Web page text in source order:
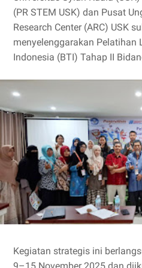
(PR STEM USK) dan Pusat
Research Center (ARC) USK
menyelenggarakan Pelatihan
Indonesia (BTI) Tahap II
Kegiatan strategis ini